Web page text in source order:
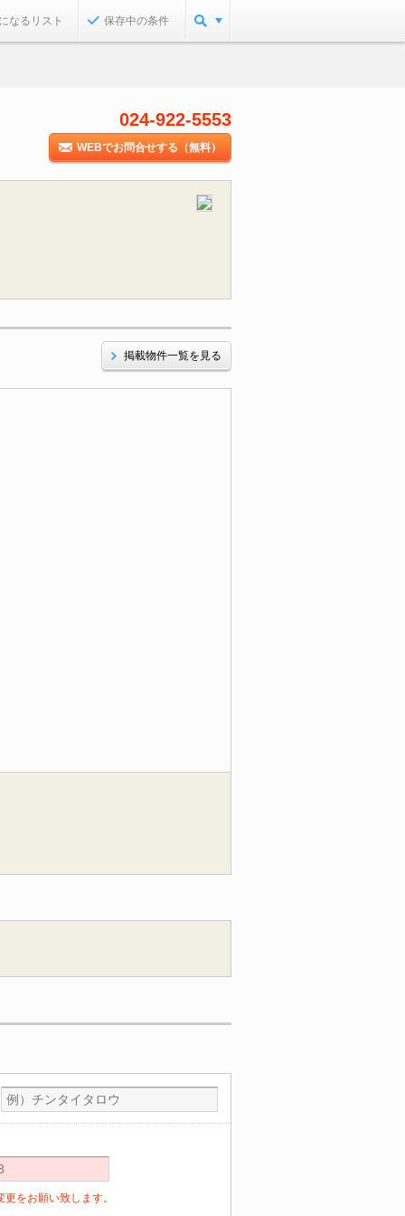
なるリスト 保存中の条件
024-922-5553
WEBでお問合せする（無料）
掲載物件一覧を見る
をお願い致します。